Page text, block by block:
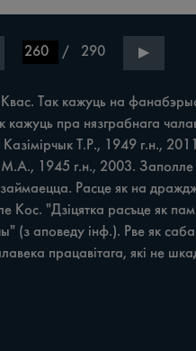
/ 290 ▶
Так кажуць на
пра нязграбнага
Т.Р., 1949 г.н.,
1945 г.н., 2003.
Расце як на
"Дзіцятка расъце як
(з аповеду інф.). Рве як
працавітага, які не